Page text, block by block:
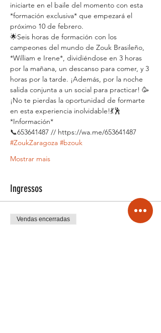
iniciarte en el baile del momento con esta
*formación exclusiva* que empezará el
próximo 10 de febrero.
🌟Seis horas de formación con los
campeones del mundo de Zouk Brasileño,
*William e Irene*, dividiéndose en 3 horas
por la mañana, un descanso para comer, y 3
horas por la tarde. ¡Además, por la noche
salida conjunta a un social para practicar! 🥳
¡No te pierdas la oportunidad de formarte
en esta experiencia inolvidable!💃🕺
*Información*
📞653641487 // https://wa.me/653641487
#ZoukZaragoza #bzouk
Mostrar mais
Ingressos
Vendas encerradas